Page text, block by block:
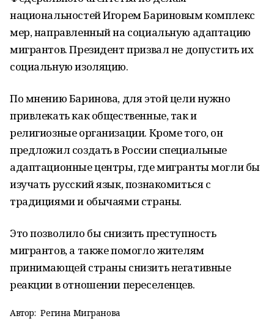
национальностей Игорем Бариновым комплекс
мер, направленный на социальную адаптацию
мигрантов. Президент призвал не допустить их
социальную изоляцию.
По мнению Баринова, для этой цели нужно
привлекать как общественные, так и
религиозные организации. Кроме того, он
предложил создать в России специальные
адаптационные центры, где мигранты могли бы
изучать русский язык, познакомиться с
традициями и обычаями страны.
Это позволило бы снизить преступность
мигрантов, а также помогло жителям
принимающей страны снизить негативные
реакции в отношении переселенцев.
Автор: Регина Мигранова